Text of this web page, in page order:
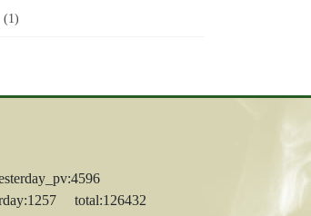
(1)
total:126432